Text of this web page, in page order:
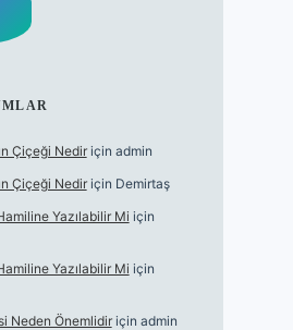
Çiçeği Nediriçin admin
Çiçeği Nediriçin Demirtaş
Yazılabilir Mi için
Yazılabilir Mi için
Neden Önemlidiriçin admin